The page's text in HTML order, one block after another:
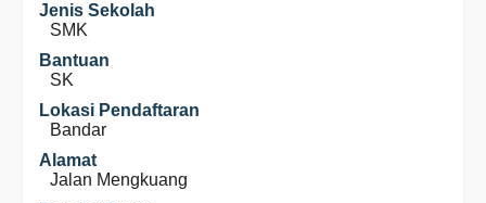
Jenis Sekolah
SMK
Bantuan
SK
Lokasi Pendaftaran
Bandar
Alamat
Jalan Mengkuang